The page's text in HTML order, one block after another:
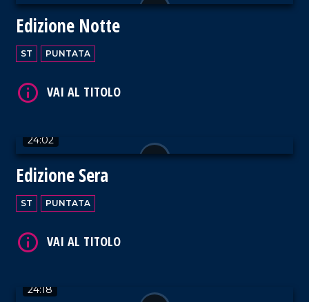
Edizione Notte
ST PUNTATA
24:02
Edizione Sera
ST PUNTATA
24:18
VAI AL TITOLO
VAI AL TITOLO